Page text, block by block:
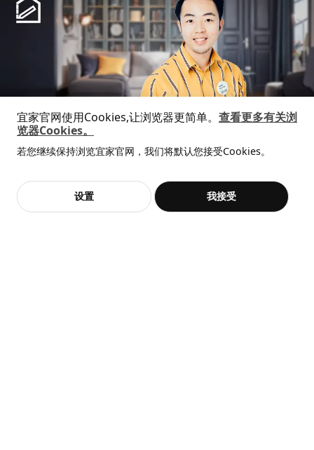
商品尺寸和包装信息
700 流明
30 厘米
宽度
高度
线长
2.0 米
包装信息
抱歉，该商品在所选地区暂时缺货。
客服
加入购物袋 立即购买
价格透明，设计专业，现货供应
不，谢谢 立即预约
宜家官网使用Cookies,让浏览器更简单。 查看更多有关浏
览器Cookies。
若您继续保持浏览宜家官网，我们将默认您接受Cookies。
设置 我接受